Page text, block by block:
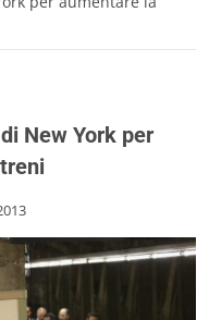
New York per